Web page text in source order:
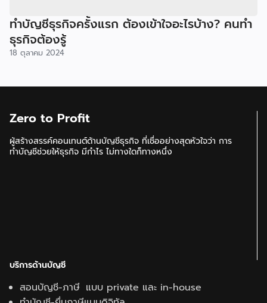
ทำบัญชีธุรกิจครั้งแรก ต้องเข้าใจอะไรบ้าง? คนทำ
ธุรกิจต้องรู้
18 ตุลาคม 2024
Zero to Profit
ผู้สร้างสรรค์คอนเทนต์ด้านบัญชีธุรกิจ ที่เชื่ออย่างสุดหัวใจว่า การ
ทำบัญชีช่วยให้ธุรกิจ มีกำไร ไม่ทางใดก็ทางหนึ่ง
บริการด้านบัญชี
สอนบัญชี-ภาษี แบบ private และ in-house